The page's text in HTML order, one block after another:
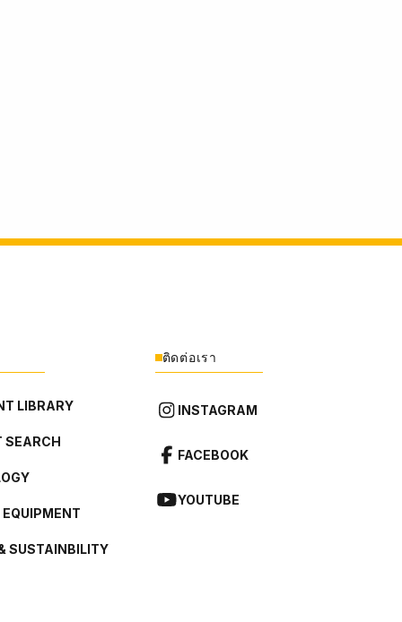
LIBRARY
SEARCH
SUSTAINBILITY
ติดต่อเรา
INSTAGRAM
FACEBOOK
YOUTUBE